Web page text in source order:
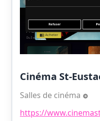
Cinéma St-
Salles de cinéma
https://